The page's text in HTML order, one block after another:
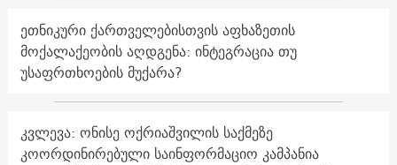
ეთნიკური ქართველებისთვის აფხაზეთის
მოქალაქეობის აღდგენა: ინტეგრაცია თუ
უსაფრთხოების მუქარა?
კვლევა: ონისე ოქრიაშვილის საქმეზე
კოორდინირებული საინფორმაციო კამპანია